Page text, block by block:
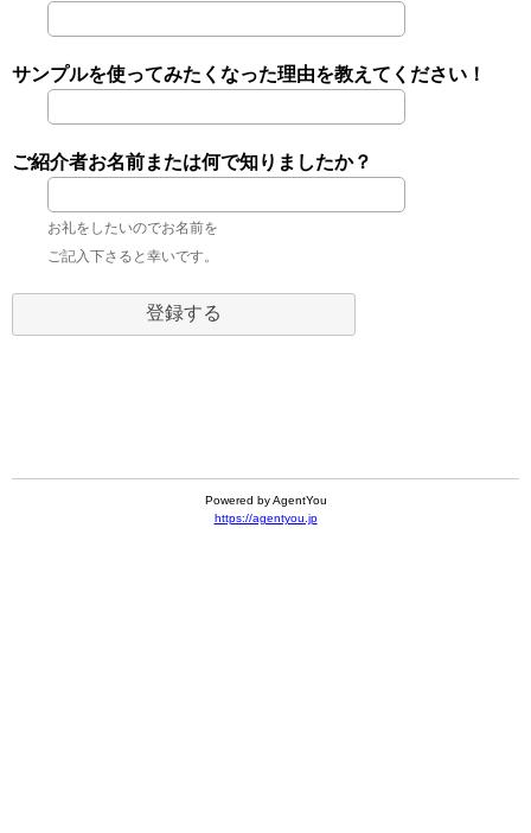
サンプルを使ってみたくなった理由を教えてください！
ご紹介者お名前または何で知りましたか？
お礼をしたいのでお名前を
ご記入下さると幸いです。
Powered by AgentYou
https://agentyou.jp